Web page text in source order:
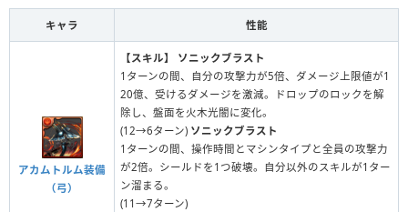
キャラ 性能
アカムトルム装備
（弓）
【スキル】
ソニックブラスト
1ターンの間、自分の攻撃力が5倍、ダメージ上限値が1
20億、受けるダメージを激減。ドロップのロックを解
除し、盤面を火木光闇に変化。
(12→6ターン) ソニックブラスト
1ターンの間、操作時間とマシンタイプと全員の攻撃力
が2倍。シールドを1つ破壊。自分以外のスキルが1ター
ン溜まる。
(11→7ターン)